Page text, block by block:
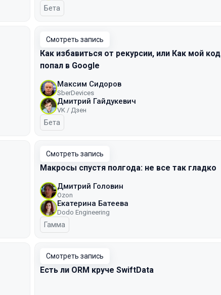
Бета
Смотреть запись
Как избавиться от рекурсии, или Как мой код
попал в Google
Максим Сидоров
SberDevices
Дмитрий Гайдукевич
VK / Дзен
Бета
Смотреть запись
Макросы спустя полгода: не все так гладко
Дмитрий Головин
Ozon
Екатерина Батеева
Dodo Engineering
Гамма
Смотреть запись
Есть ли ORM круче SwiftData